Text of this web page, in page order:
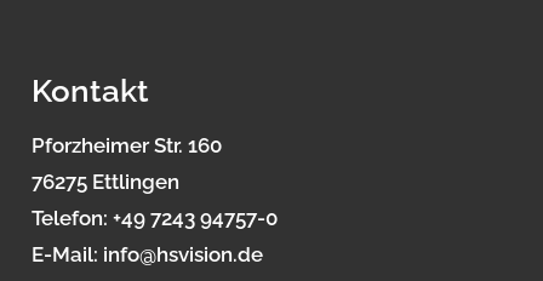
Kontakt
Pforzheimer Str. 160
76275 Ettlingen
Telefon: +49 7243 94757-0
E-Mail: info@hsvision.de